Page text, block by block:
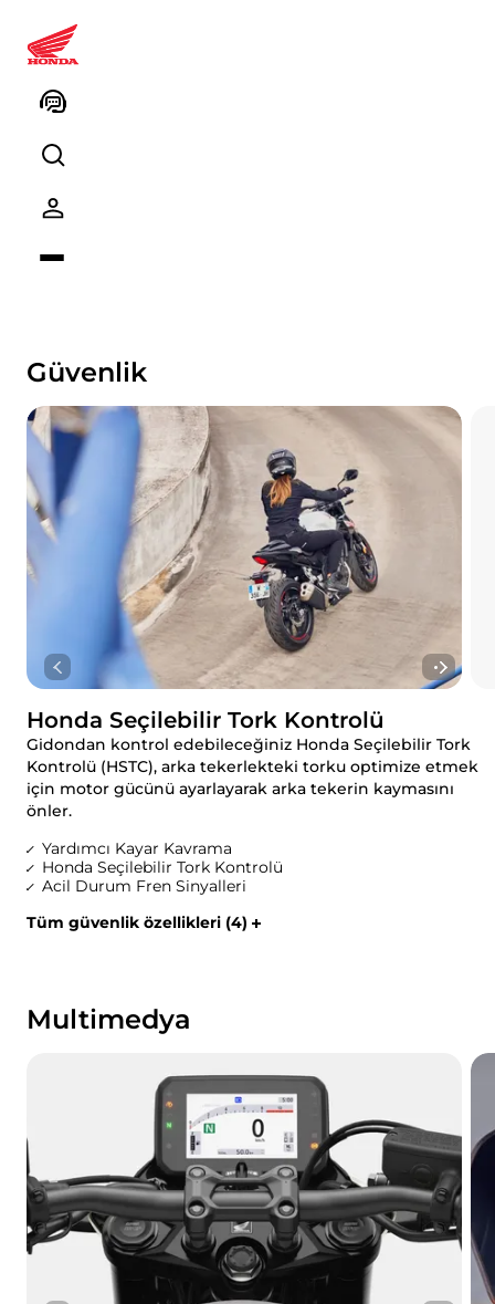
Güvenlik
Güvenlik
Honda Seçilebilir Tork Kontrolü
Gidondan kontrol edebileceğiniz Honda Seçilebilir Tork
Kontrolü (HSTC), arka tekerlekteki torku optimize etmek
için motor gücünü ayarlayarak arka tekerin kaymasını
önler.
Yardımcı Kayar Kavrama
Honda Seçilebilir Tork Kontrolü
Acil Durum Fren Sinyalleri
Tüm güvenlik özellikleri (4)
Multimedya